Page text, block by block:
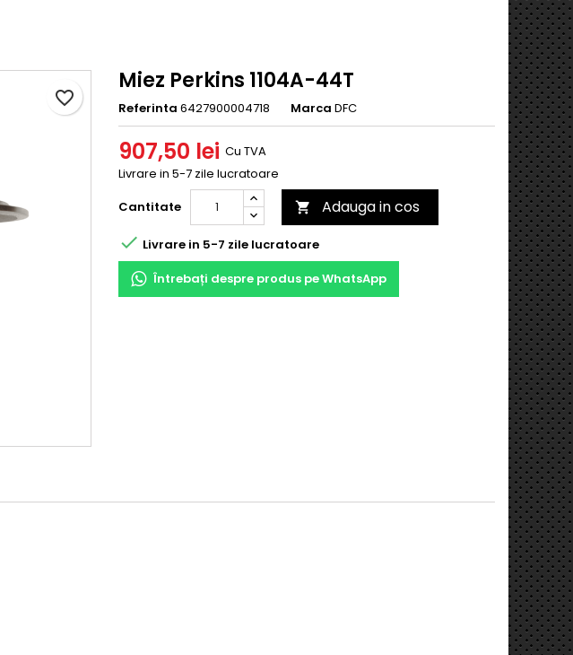
Miez Perkins 1104A-44T
Referinta 6427900004718 Marca DFC
907,50 lei Cu TVA
Livrare in 5-7 zile lucratoare
Cantitate
 Adauga in cos
favorite_border
 Livrare in 5-7 zile lucratoare
Întrebați despre produs pe WhatsApp